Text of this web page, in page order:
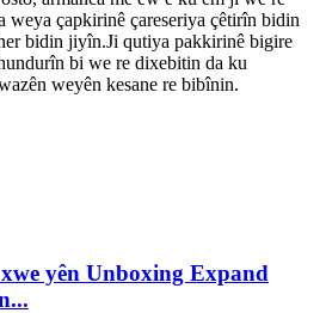
weya çapkirinê çareseriya çêtirîn bidin
bidin jiyîn.Ji qutiya pakkirinê bigire
bi we re dixebitin da ku
weyên kesane re bibînin.
yên Unboxing Expand